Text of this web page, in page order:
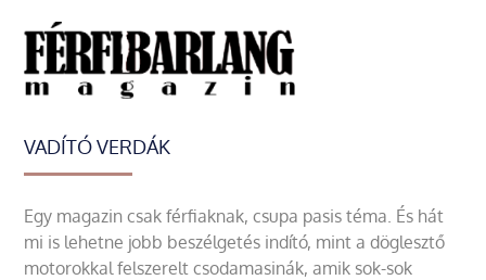
VADÍTÓ VERDÁK
Egy magazin csak férfiaknak, csupa pasis téma. És hát
mi is lehetne jobb beszélgetés indító, mint a döglesztő
motorokkal felszerelt csodamasinák, amik sok-sok